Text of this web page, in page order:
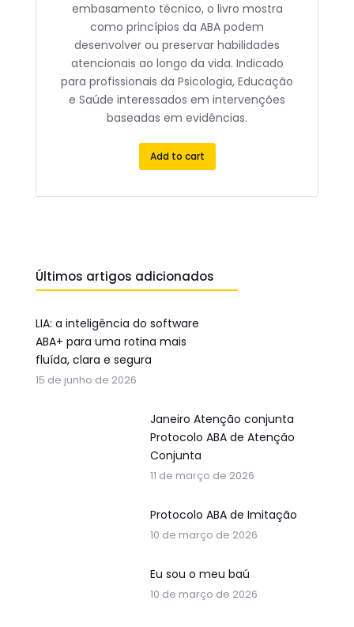
embasamento técnico, o livro mostra
como princípios da ABA podem
desenvolver ou preservar habilidades
atencionais ao longo da vida. Indicado
para profissionais da Psicologia, Educação
e Saúde interessados em intervenções
baseadas em evidências.
Add to cart
Últimos artigos adicionados
LIA: a inteligência do software
ABA+ para uma rotina mais
fluída, clara e segura
15 de junho de 2026
Janeiro Atenção conjunta
Protocolo ABA de Atenção
Conjunta
11 de março de 2026
Protocolo ABA de Imitação
10 de março de 2026
Eu sou o meu baú
10 de março de 2026